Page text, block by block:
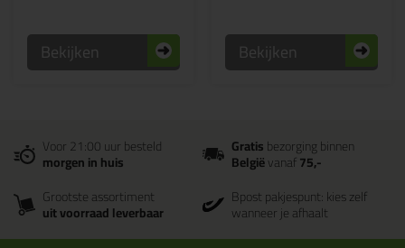
Bekijken Bekijken
Voor 21:00 uur besteld
morgen in huis
Gratisbezorging binnen
Belgiëvanaf75,-
Grootste assortiment
uit voorraad leverbaar
Bpost pakjespunt: kies zelf
wanneer je afhaalt